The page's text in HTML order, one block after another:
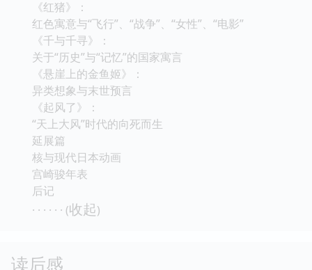
《红猪》：
红色寓意与“飞行”、“战争”、“女性”、“电影”
《千与千寻》：
关于“历史”与“记忆”的国家寓言
《悬崖上的金鱼姬》：
异类想象与末世预言
《起风了》：
“天上大风”时代的向死而生
延展篇
核与现代日本动画
宫崎骏年表
后记
· · · · · · (收起)
读后感